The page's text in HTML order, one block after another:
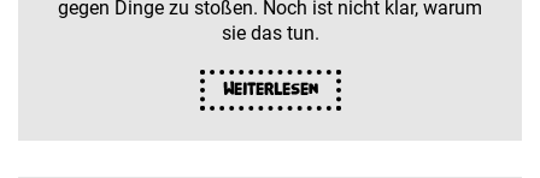
gegen Dinge zu stoßen. Noch ist nicht klar, warum
sie das tun.
Weiterlesen